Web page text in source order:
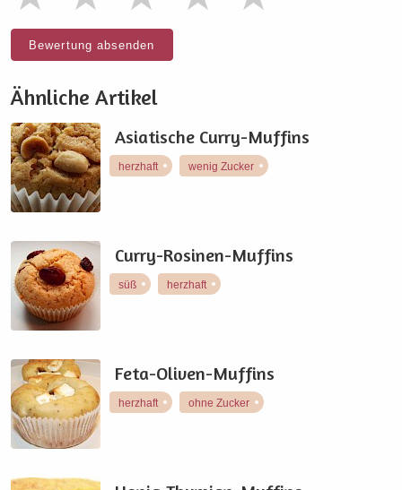
Bewertung absenden
Ähnliche Artikel
Asiatische Curry-Muffins
herzhaft wenig Zucker
Curry-Rosinen-Muffins
süß herzhaft
Feta-Oliven-Muffins
herzhaft ohne Zucker